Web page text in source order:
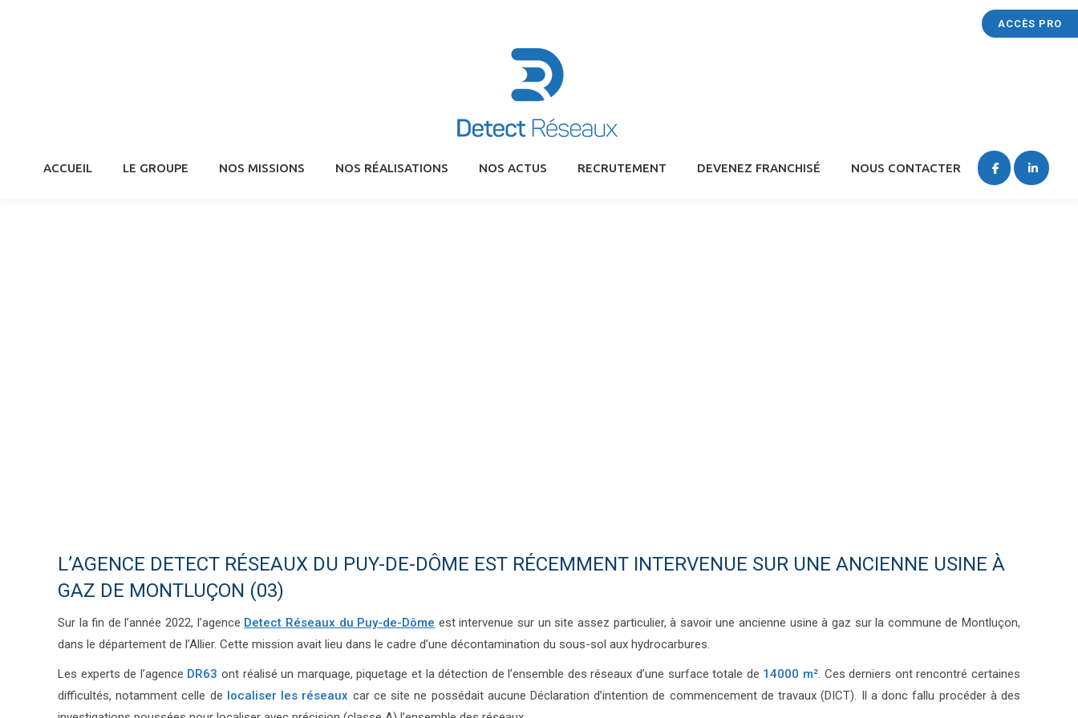
ACCÈS PRO
ACCUEIL LE GROUPE NOS MISSIONS NOS RÉALISATIONS NOS ACTUS RECRUTEMENT DEVENEZ FRANCHISÉ NOUS CONTACTER
L’AGENCE DETECT RÉSEAUX DU PUY-DE-DÔME EST RÉCEMMENT INTERVENUE SUR UNE ANCIENNE USINE À
GAZ DE MONTLUÇON (03)
Sur la fin de l’année 2022, l’agence Detect Réseaux du Puy-de-Dôme est intervenue sur un site assez particulier, à savoir une ancienne usine à gaz sur la commune de Montluçon,
dans le département de l’Allier. Cette mission avait lieu dans le cadre d’une décontamination du sous-sol aux hydrocarbures.
Les experts de l’agence DR63 ont réalisé un marquage, piquetage et la détection de l’ensemble des réseaux d’une surface totale de 14000 m². Ces derniers ont rencontré certaines
difficultés, notamment celle de localiser les réseaux car ce site ne possédait aucune Déclaration d’intention de commencement de travaux (DICT). Il a donc fallu procéder à des